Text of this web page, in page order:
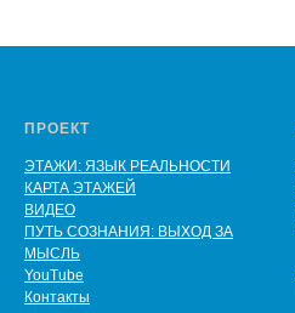
ПРОЕКТ
ЭТАЖИ: ЯЗЫК РЕАЛЬНОСТИ
КАРТА ЭТАЖЕЙ
ВИДЕО
ПУТЬ СОЗНАНИЯ: ВЫХОД ЗА
МЫСЛЬ
YouTube
Контакты